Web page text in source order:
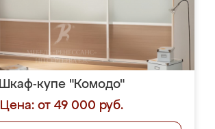
Шкаф-купе "Комодо"
Цена: от 49 000 руб.